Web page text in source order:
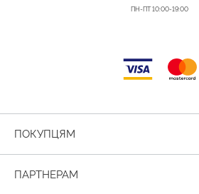
ПН-ПТ 10:00-19:00
ПОКУПЦЯМ
ПАРТНЕРАМ